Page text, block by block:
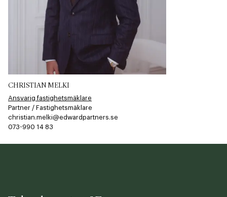
CHRISTIAN MELKI
Ansvarig fastighetsmäklare
Partner / Fastighetsmäklare
christian.melki@edwardpartners.se
073-990 14 83